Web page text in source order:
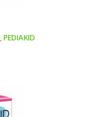
,PEDIAKID